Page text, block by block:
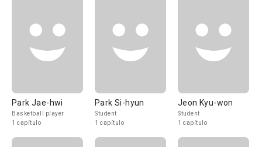
Park Jae-hwi
Basketball player
1 capítulo
Park Si-hyun
Student
1 capítulo
Jeon Kyu-won
Student
1 capítulo